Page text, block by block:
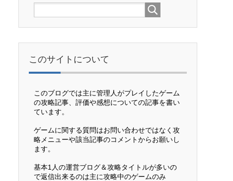
このサイトについて
このブログでは主に管理人がプレイしたゲーム
の攻略記事、評価や感想についての記事を書い
ています。
ゲームに関する質問はお問い合わせではなく攻
略メニューや該当記事のコメントからお願いし
ます。
基本1人の運営ブログ＆攻略タイトルが多いの
で返信出来るのは主に攻略中のゲームのみ